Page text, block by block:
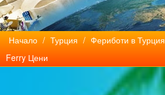
Начало / Турция / Фериботи в Турция
Ferry Цени